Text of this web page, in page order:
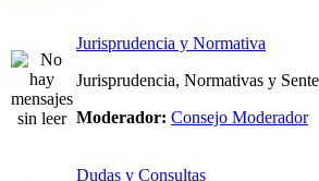
Jurisprudencia y Normativa
Jurisprudencia, Normativas y
Moderador: Consejo Moderador
Dudas y Consultas